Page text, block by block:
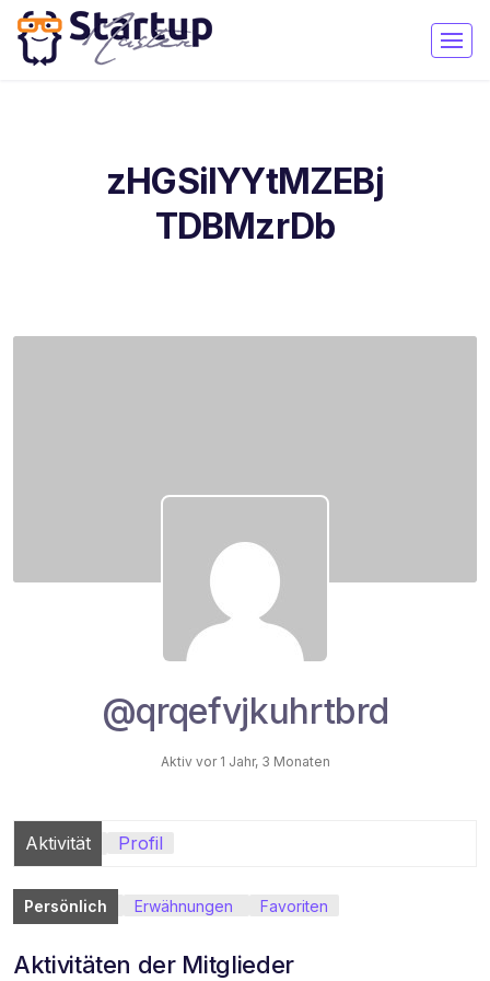
zHGSilYYtMZEBj
TDBMzrDb
@qrqefvjkuhrtbrd
Aktiv vor 1 Jahr, 3 Monaten
Aktivität Profil
Persönlich Erwähnungen Favoriten
Aktivitäten der Mitglieder